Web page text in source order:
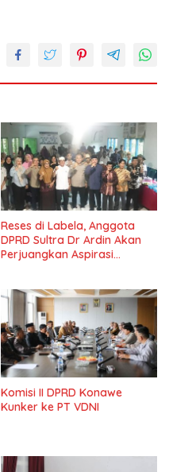
Reses di Labela, Anggota
DPRD Sultra Dr Ardin Akan
Perjuangkan Aspirasi
Komisi II DPRD Konawe
Kunker ke PT VDNI